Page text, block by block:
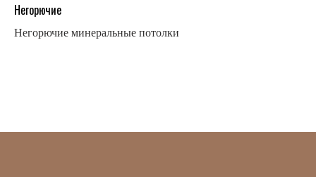
Негорючие
Негорючие минеральные потолки